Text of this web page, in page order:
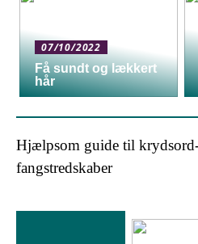
07/10/2022
Få sundt og lækkert
hår
Hjælpsom guide til
fangstredskaber